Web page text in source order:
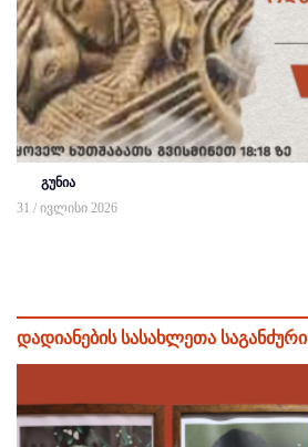
გუნია
31 / ივლისი 2026
დადიანების სასახლეთა საგანძური